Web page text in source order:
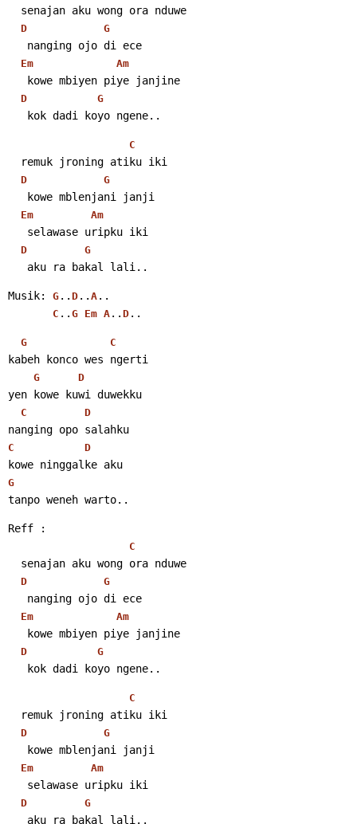
  senajan aku wong ora nduwe
D G
   nanging ojo di ece
Em Am
   kowe mbiyen piye janjine
D G
   kok dadi koyo ngene..
C
  remuk jroning atiku iki
D G
   kowe mblenjani janji
Em Am
   selawase uripku iki
D G
   aku ra bakal lali..
Musik: G .. D .. A ..
C .. G Em A .. D ..
G C
kabeh konco wes ngerti
G D
yen kowe kuwi duwekku
C D
nanging opo salahku
C D
kowe ninggalke aku
G
tanpo weneh warto..
Reff :
C
  senajan aku wong ora nduwe
D G
   nanging ojo di ece
Em Am
   kowe mbiyen piye janjine
D G
   kok dadi koyo ngene..
C
  remuk jroning atiku iki
D G
   kowe mblenjani janji
Em Am
   selawase uripku iki
D G
   aku ra bakal lali..